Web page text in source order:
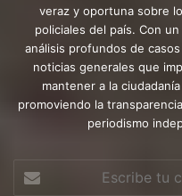
veraz y oportuna sobre
policiales del país. Con
análisis profundos de
noticias generales que
mantener a la
promoviendo la
periodismo